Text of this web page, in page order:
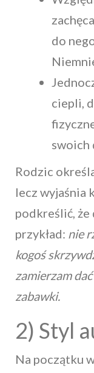
do
ciepli,
swoich
Rodzic
lecz wyjaśnia
podkreślić, że
przykład: nie
kogoś
zamierzam
zabawki.
2) Styl
Na początku